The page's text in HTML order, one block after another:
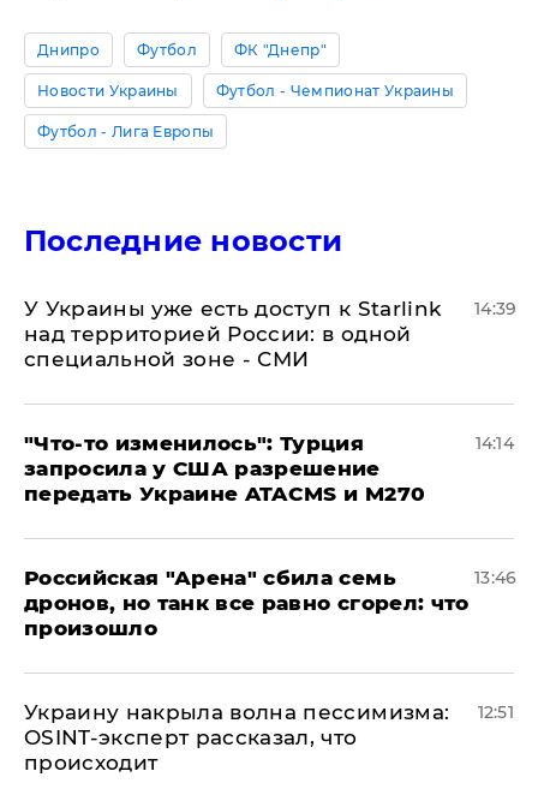
Днипро Футбол ФК "Днепр"
Новости Украины Футбол - Чемпионат Украины
Футбол - Лига Европы
Последние новости
У Украины уже есть доступ к Starlink
над территорией России: в одной
специальной зоне - СМИ
14:39
​"Что-то изменилось": Турция
запросила у США разрешение
передать Украине ATACMS и M270
14:14
​Российская "Арена" сбила семь
дронов, но танк все равно сгорел: что
произошло
13:46
​Украину накрыла волна пессимизма:
OSINT-эксперт рассказал, что
происходит
12:51